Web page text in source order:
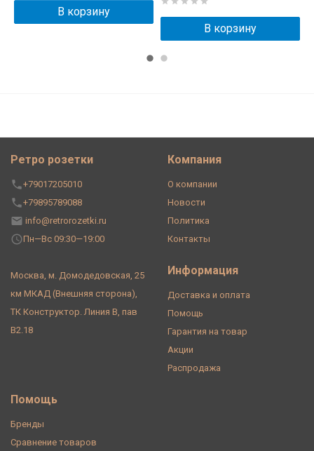
В корзину
В корзину
Ретро розетки
+79017205010
+79895789088
info@retrorozetki.ru
Пн—Вс 09:30—19:00
Москва, м. Домодедовская, 25
км МКАД (Внешняя сторона),
ТК Конструктор. Линия В, пав
В2.18
Компания
О компании
Новости
Политика
Контакты
Информация
Доставка и оплата
Помощь
Гарантия на товар
Акции
Распродажа
Помощь
Бренды
Сравнение товаров